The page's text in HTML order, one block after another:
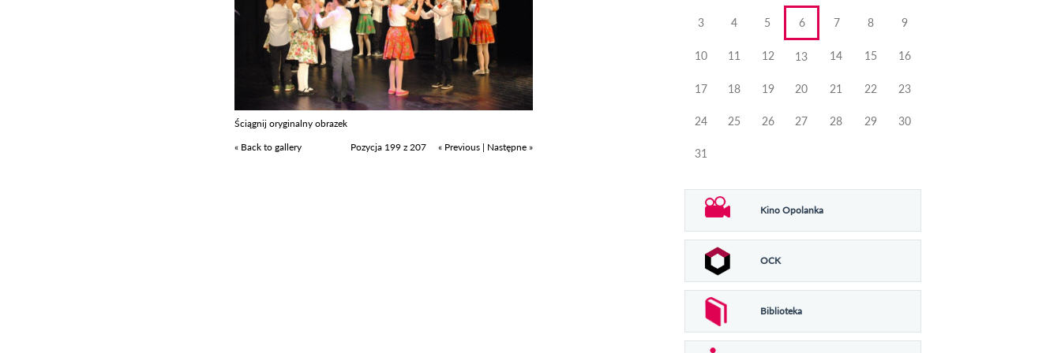
Ściągnij oryginalny obrazek
« Back to gallery
Pozycja 199 z 207 « Previous | Następne »
3 4 5 6 7 8 9
10 11 12 13 14 15 16
17 18 19 20 21 22 23
24 25 26 27 28 29 30
31
Kino Opolanka
OCK
Biblioteka